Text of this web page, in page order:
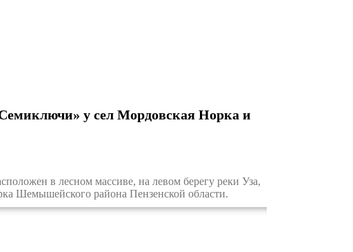
у сел Мордовская Норка и
в лесном массиве, на левом берегу реки Уза,
Шемышейского района Пензенской области.